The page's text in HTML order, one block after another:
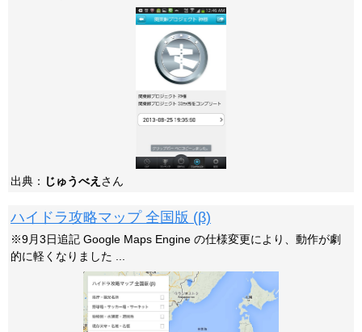
出典： じゅうべえ さん
ハイドラ攻略マップ 全国版 (β)
※9月3日追記 Google Maps Engine の仕様変更により、動作が劇
的に軽くなりました ...